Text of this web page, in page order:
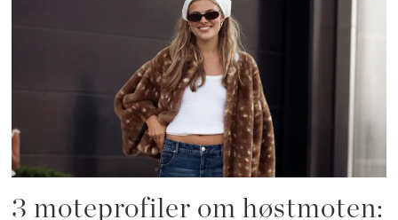
3 moteprofiler om høstmoten: